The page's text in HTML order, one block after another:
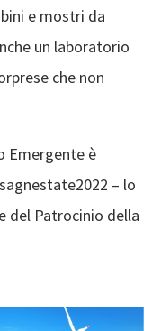
e mostri da
un laboratorio
che non
Emergente è
– lo
del Patrocinio della